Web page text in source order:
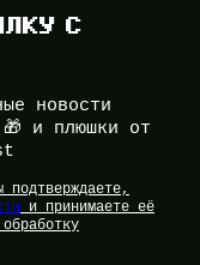
С
новости
и плюшки от
и принимаете её